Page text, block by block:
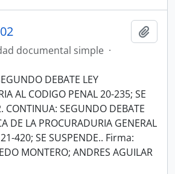
documental simple ·
DEBATE LEY
AL CODIGO PENAL 20-235; SE
CONTINUA: SEGUNDO DEBATE
DE LA PROCURADURIA GENERAL
420; SE SUSPENDE.. Firma:
MONTERO; ANDRES AGUILAR